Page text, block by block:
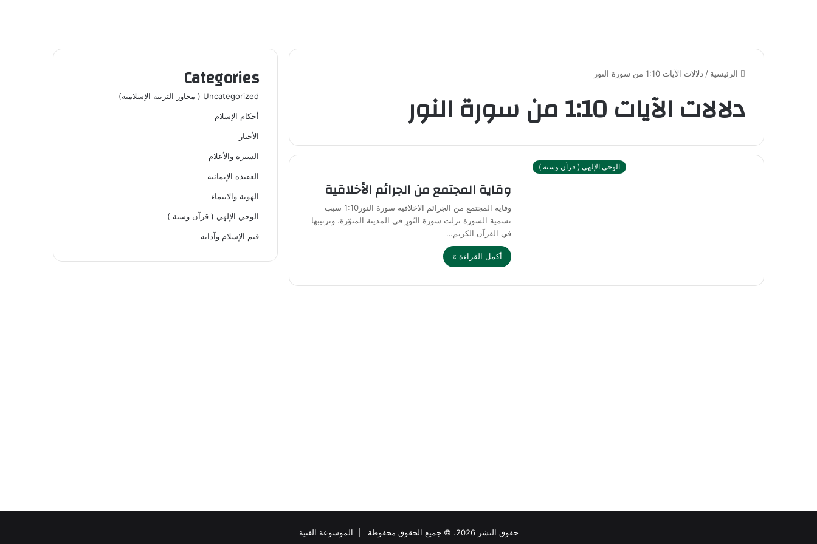
الرئيسية / دلالات الآيات 1:10 من سورة النور
دلالات الآيات 1:10 من سورة النور
الوحي الإلهي ( قرآن وسنة )
وقاية المجتمع من الجرائم الأخلاقية
وقايه المجتمع من الجرائم الاخلاقيه سورة النور1:10 سبب
تسمية السورة نزلت سورة النّورِ في المدينة المنوّرة، وترتيبها
في القرآن الكريم…
أكمل القراءة »
Categories
Uncategorized ( محاور التربية الإسلامية)
أحكام الإسلام
الأخبار
السيرة والأعلام
العقيدة الإيمانية
الهوية والانتماء
الوحي الإلهي ( قرآن وسنة )
قيم الإسلام وآدابه
حقوق النشر 2026، © جميع الحقوق محفوظة | الموسوعة الغنية